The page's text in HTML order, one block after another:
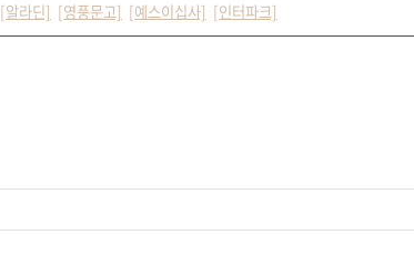
[알라딘] [영풍문고] [예스이십사] [인터파크]